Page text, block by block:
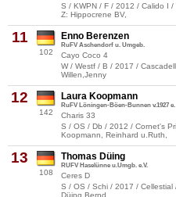
S / KWPN / F / 2012 / Calido I
Z: Hippocrene BV,
11
102
Enno Berenzen
RuFV Aschendorf u. Umgeb.
Cayo Coco 4
W / Westf / B / 2017 /
Willen,Jenny
12
142
Laura Koopmann
RuFV Löningen-Böen-Bunnen v.1927 e.
Charis 33
S / OS / Db / 2012 / Cornet's
Koopmann, Reinhard u.Ruth,
13
108
Thomas Düing
RUFV Haselünne u.Umgb. e.V.
Ceres D
S / OS / Schi / 2017 /
Düing,Bernd